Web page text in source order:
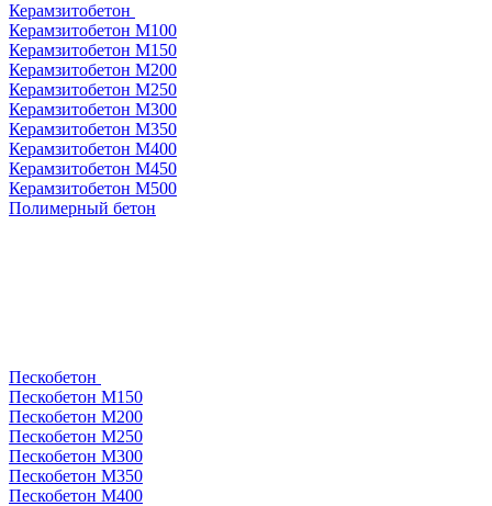
Керамзитобетон
Керамзитобетон М100
Керамзитобетон М150
Керамзитобетон М200
Керамзитобетон М250
Керамзитобетон М300
Керамзитобетон М350
Керамзитобетон М400
Керамзитобетон М450
Керамзитобетон М500
Полимерный бетон
Пескобетон
Пескобетон М150
Пескобетон М200
Пескобетон М250
Пескобетон М300
Пескобетон М350
Пескобетон М400